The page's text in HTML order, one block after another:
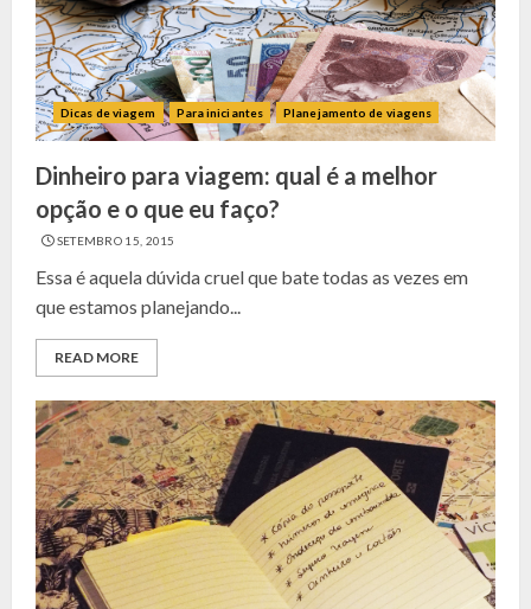
Dicas de viagem Para iniciantes Planejamento de viagens
Dinheiro para viagem: qual é a melhor
opção e o que eu faço?
SETEMBRO 15, 2015
Essa é aquela dúvida cruel que bate todas as vezes em
que estamos planejando...
READ MORE